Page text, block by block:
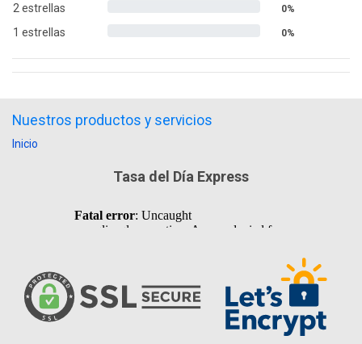
2 estrellas 0%
1 estrellas 0%
Nuestros productos y servicios
Inicio
Tasa del Día Express